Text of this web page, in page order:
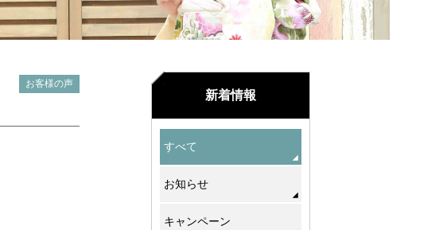
お客様の声
新着情報
すべて
お知らせ
キャンペーン